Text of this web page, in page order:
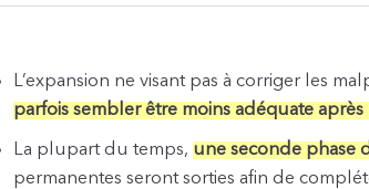
L’expansion ne visant pas à corriger les
parfois sembler être moins adéquate après
La plupart du temps, une seconde phase
permanentes seront sorties afin de